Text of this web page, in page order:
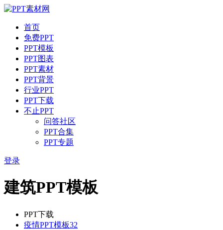
首页
免费PPT
PPT模板
PPT图表
PPT素材
PPT背景
行业PPT
PPT下载
不止PPT
问答社区
PPT合集
PPT专题
登录
建筑PPT模板
PPT下载
疫情PPT模板32